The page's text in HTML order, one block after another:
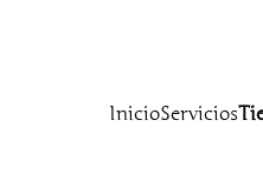
InicioServicios